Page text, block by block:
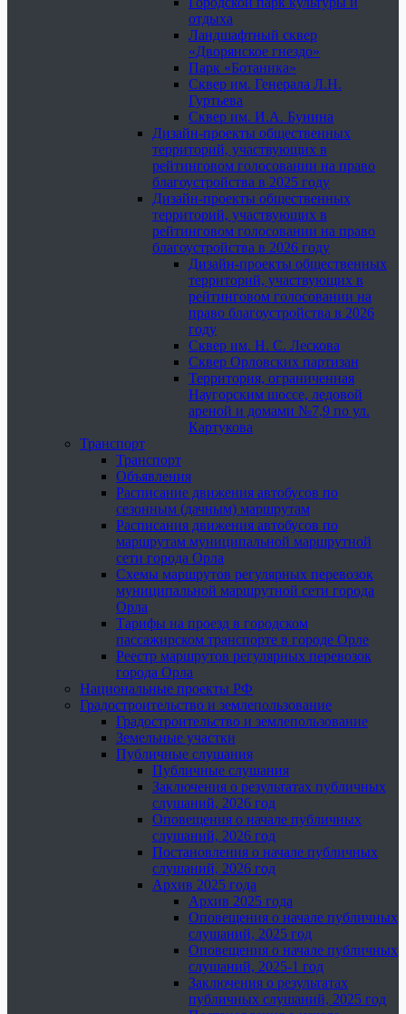
отдыха
Ландшафтный сквер
«Дворянское гнездо»
Парк «Ботаника»
Сквер им. Генерала Л.Н.
Гуртьева
Сквер им. И.А. Бунина
Дизайн-проекты общественных
территорий, участвующих в
рейтинговом голосовании на право
благоустройства в 2025 году
Дизайн-проекты общественных
территорий, участвующих в
рейтинговом голосовании на право
благоустройства в 2026 году
Дизайн-проекты общественных
территорий, участвующих в
рейтинговом голосовании на
право благоустройства в 2026
году
Сквер им. Н. С. Лескова
Сквер Орловских партизан
Территория, ограниченная
Наугорским шоссе, ледовой
ареной и домами №7,9 по ул.
Картукова
Транспорт
Транспорт
Объявления
Расписание движения автобусов по
сезонным (дачным) маршрутам
Расписания движения автобусов по
маршрутам муниципальной маршрутной
сети города Орла
Схемы маршрутов регулярных перевозок
муниципальной маршрутной сети города
Орла
Тарифы на проезд в городском
пассажирском транспорте в городе Орле
Реестр маршрутов регулярных перевозок
города Орла
Национальные проекты РФ
Градостроительство и землепользование
Градостроительство и землепользование
Земельные участки
Публичные слушания
Публичные слушания
Заключения о результатах публичных
слушаний, 2026 год
Оповещения о начале публичных
слушаний, 2026 год
Постановления о начале публичных
слушаний, 2026 год
Архив 2025 года
Архив 2025 года
Оповещения о начале публичных
слушаний, 2025 год
Оповещения о начале публичных
слушаний, 2025-1 год
Заключения о результатах
публичных слушаний, 2025 год